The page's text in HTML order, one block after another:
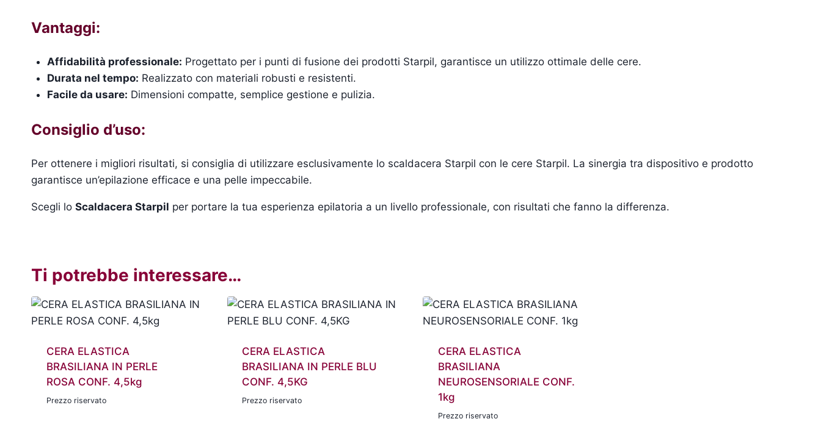
Vantaggi:
Affidabilità professionale: Progettato per i punti di fusione dei prodotti Starpil, garantisce un utilizzo ottimale delle cere.
Durata nel tempo: Realizzato con materiali robusti e resistenti.
Facile da usare: Dimensioni compatte, semplice gestione e pulizia.
Consiglio d’uso:
Per ottenere i migliori risultati, si consiglia di utilizzare esclusivamente lo scaldacera Starpil con le cere Starpil. La sinergia tra dispositivo e prodotto
garantisce un’epilazione efficace e una pelle impeccabile.
Scegli lo Scaldacera Starpil per portare la tua esperienza epilatoria a un livello professionale, con risultati che fanno la differenza.
Ti potrebbe interessare…
CERA ELASTICA
BRASILIANA IN PERLE
ROSA CONF. 4,5kg
Prezzo riservato
CERA ELASTICA
BRASILIANA IN PERLE BLU
CONF. 4,5KG
Prezzo riservato
CERA ELASTICA
BRASILIANA
NEUROSENSORIALE CONF.
1kg
Prezzo riservato